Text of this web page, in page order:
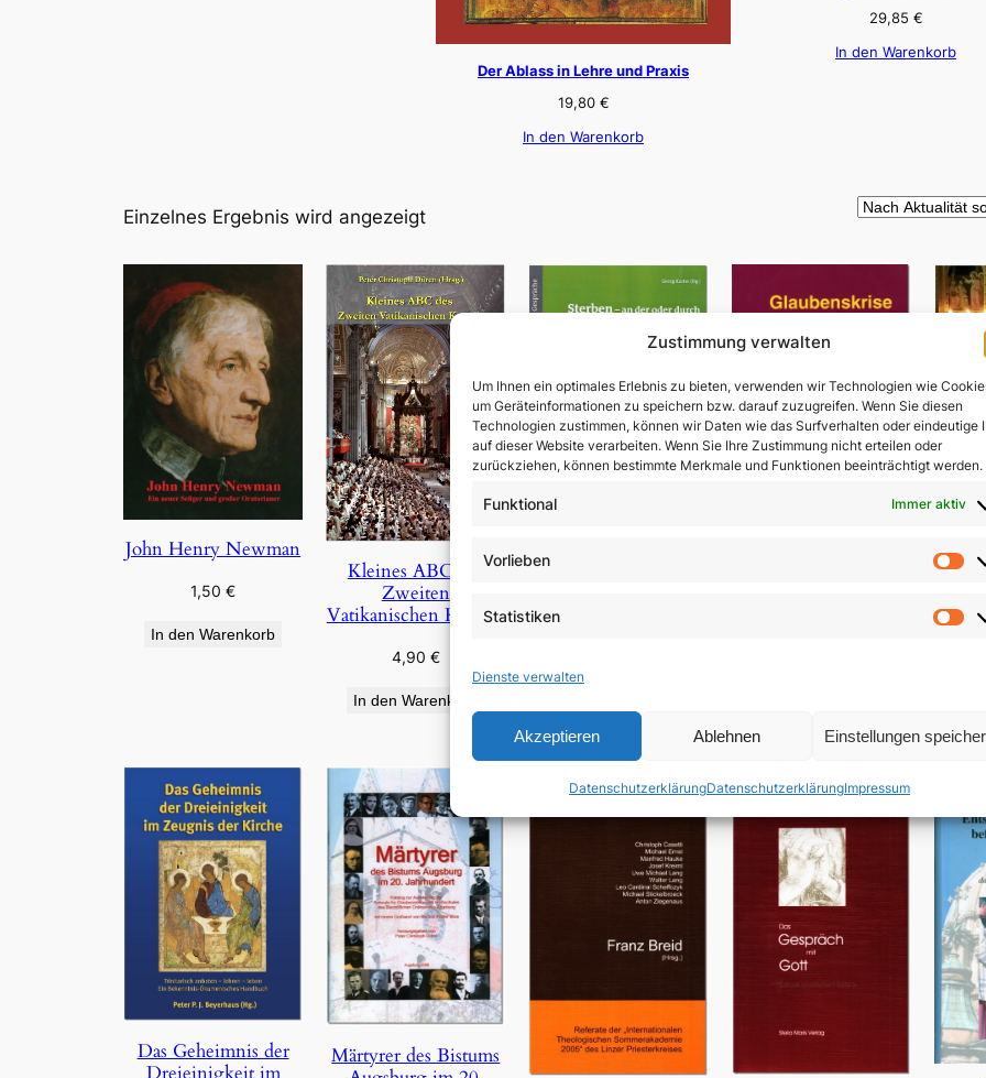
Zustimmung verwalten
Um Ihnen ein optimales Erlebnis zu bieten, verwenden wir Technologien wie
um Geräteinformationen zu speichern bzw. darauf zuzugreifen. Wenn Sie diesen
Technologien zustimmen, können wir Daten wie das Surfverhalten oder eindeutige
auf dieser Website verarbeiten. Wenn Sie Ihre Zustimmung nicht erteilen oder
zurückziehen, können bestimmte Merkmale und Funktionen beeinträchtigt werden.
Funktional Immer aktiv
Vorlieben
Statistiken
Dienste verwalten
Akzeptieren Ablehnen Einstellungen
DatenschutzerklärungDatenschutzerklärungImpressum
Der Ablass in Lehre und Praxis
19,80 €
In den Warenkorb
29,85 €
In den Warenkorb
Einzelnes Ergebnis wird angezeigt
John Henry Newman
1,50€
In den Warenkorb
Kleines ABC des
Zweiten
Vatikanischen Konzils
4,90 €
In den Warenkorb
durch die Hand des
In den Warenkorb
In
Das Geheimnis der
Märtyrer des Bistums